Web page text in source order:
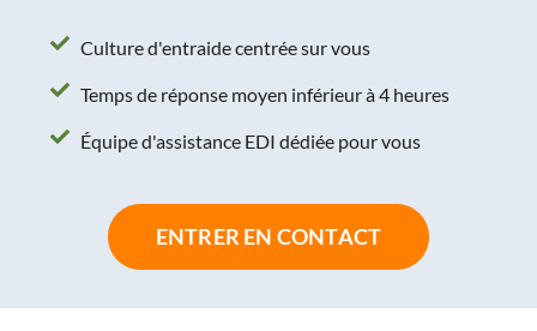
Culture d'entraide centrée sur vous
Temps de réponse moyen inférieur à 4 heures
Équipe d'assistance EDI dédiée pour vous
ENTRER EN CONTACT